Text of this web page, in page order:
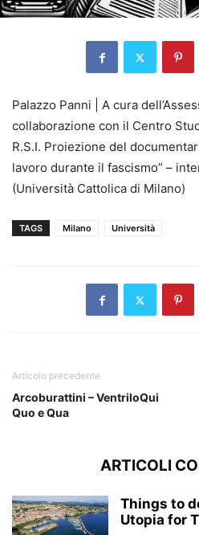
Palazzo Panni | A cura
collaborazione con il Centro
R.S.I. Proiezione del
lavoro durante il fascismo” –
(Università Cattolica di Milano)
TAGS Milano Università
Articolo precedente
Arcoburattini – VentriloQui
Quo e Qua
ARTICOLI
Things to
Utopia for